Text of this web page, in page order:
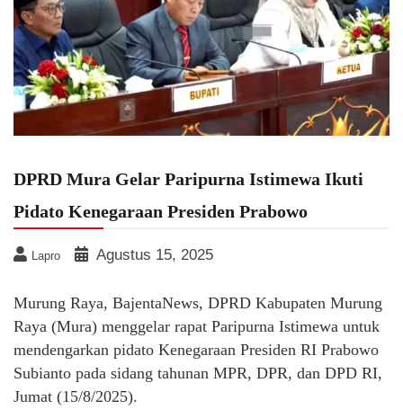
DPRD Mura Gelar Paripurna Istimewa Ikuti
Pidato Kenegaraan Presiden Prabowo
Lapro Agustus 15, 2025
Murung Raya, BajentaNews, DPRD Kabupaten Murung
Raya (Mura) menggelar rapat Paripurna Istimewa untuk
mendengarkan pidato Kenegaraan Presiden RI Prabowo
Subianto pada sidang tahunan MPR, DPR, dan DPD RI,
Jumat (15/8/2025).